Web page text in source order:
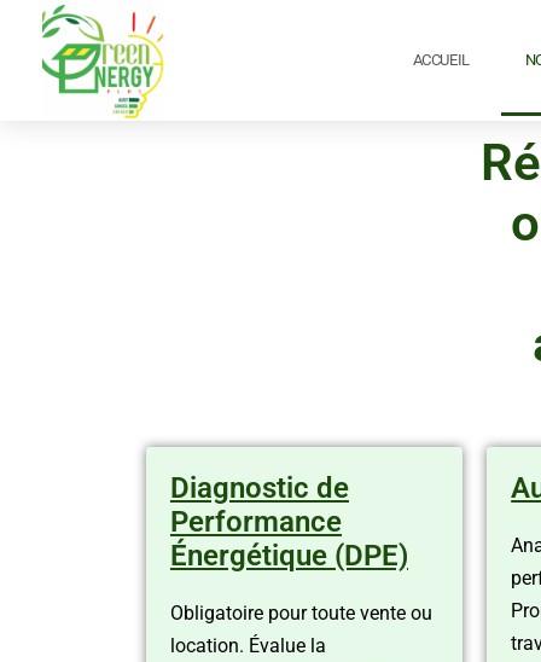
contenu
ACCUEIL
Diagnostic de
Performance
Énergétique (DPE)
Obligatoire pour toute vente ou
location. Évalue la